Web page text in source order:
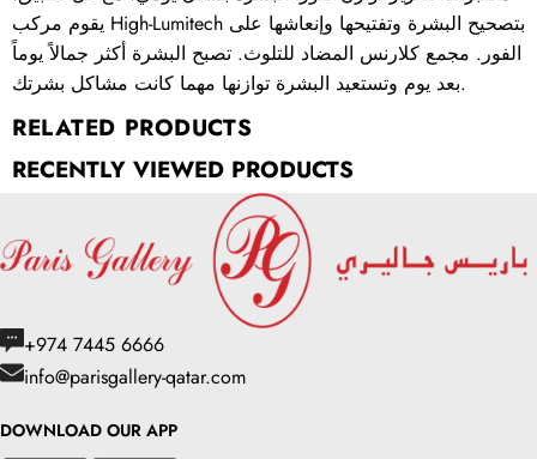
يقوم مركب High-Lumitech بتصحيح البشرة وتفتيحها وإنعاشها على
الفور. مجمع كلارنس المضاد للتلوث. تصبح البشرة أكثر جمالاً يوماً
بعد يوم وتستعيد البشرة توازنها مهما كانت مشاكل بشرتك.
RELATED PRODUCTS
RECENTLY VIEWED PRODUCTS
+974 7445 6666
info@parisgallery-qatar.com
DOWNLOAD OUR APP